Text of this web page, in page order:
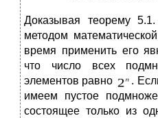
Доказывая теорему
методом
время применить его
что число всех
элементов равно
.
имеем пустое
состоящее только из